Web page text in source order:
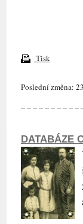
Tisk
Poslední změna:
DATABÁZE